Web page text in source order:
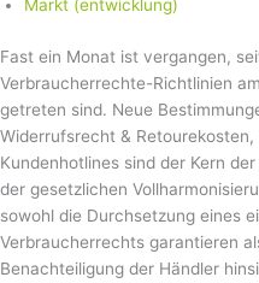
Markt (entwicklung)
Fast ein Monat ist vergangen,
Verbraucherrechte-Richtlinien
getreten sind. Neue
Widerrufsrecht &
Kundenhotlines sind der Kern
der gesetzlichen
sowohl die Durchsetzung eines
Verbraucherrechts garantieren
Benachteiligung der Händler